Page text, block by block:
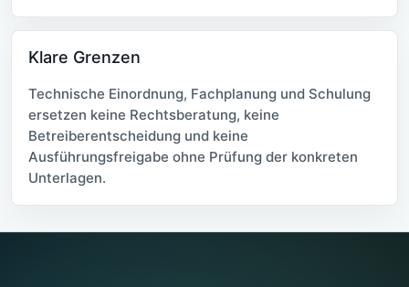
Klare Grenzen
Technische Einordnung, Fachplanung und Schulung
ersetzen keine Rechtsberatung, keine
Betreiberentscheidung und keine
Ausführungsfreigabe ohne Prüfung der konkreten
Unterlagen.